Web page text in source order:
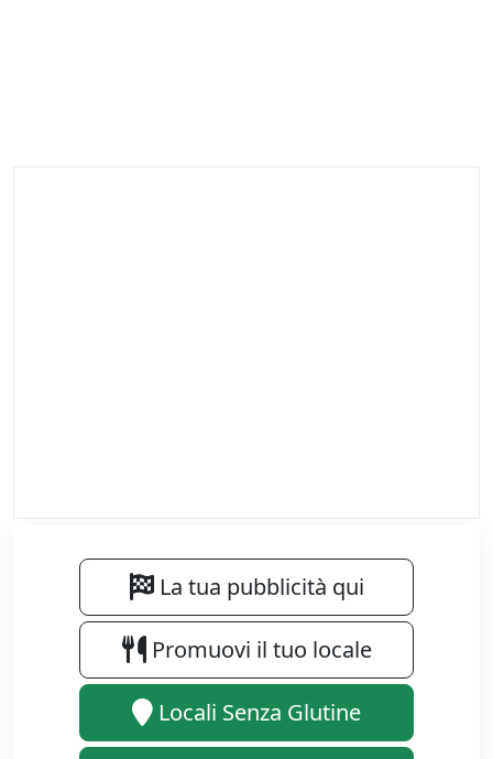
La tua pubblicità qui
Promuovi il tuo locale
Locali Senza Glutine